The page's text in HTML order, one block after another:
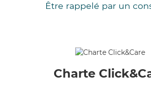
Être rappelé par un
Charte